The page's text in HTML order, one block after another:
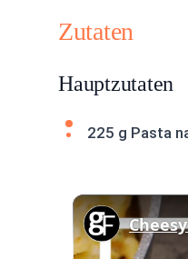
Zutaten
Hauptzutaten
225 g Pasta